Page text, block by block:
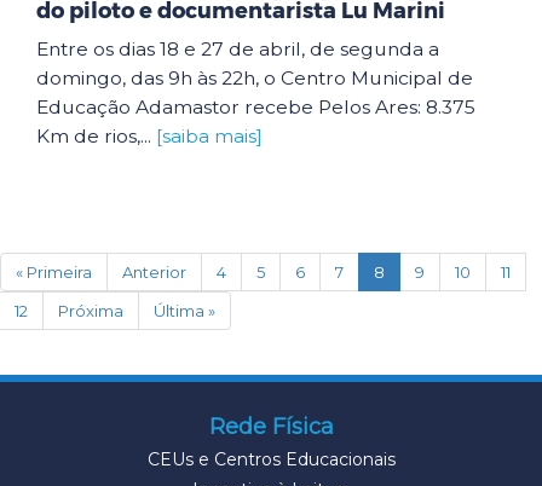
do piloto e documentarista Lu Marini
Entre os dias 18 e 27 de abril, de segunda a
domingo, das 9h às 22h, o Centro Municipal de
Educação Adamastor recebe Pelos Ares: 8.375
Km de rios,... [saiba mais]
« Primeira Anterior 4 5 6 7 8 (current)
9 10
11
12
Próxima Última »
Rede Física
CEUs e Centros Educacionais